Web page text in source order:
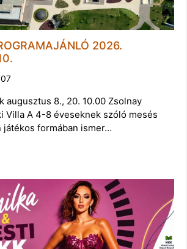
2026.
augusztus 8., 20. 10.00 Zsolnay
Villa A 4-8 éveseknek szóló mesés
játékos formában ismer…